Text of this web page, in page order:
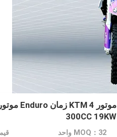
300CC 19KW
MOQ：32 واحد